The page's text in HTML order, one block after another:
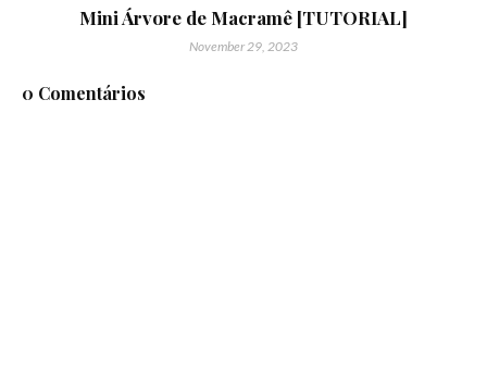
Mini Árvore de Macramê [TUTORIAL]
November 29, 2023
0 Comentários